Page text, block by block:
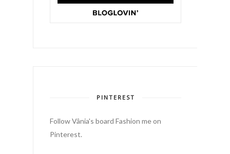
PINTEREST
Follow Vânia's board Fashion me on
Pinterest.